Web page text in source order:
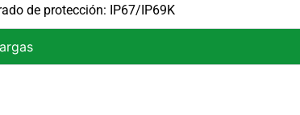
de protección: IP67/IP69K